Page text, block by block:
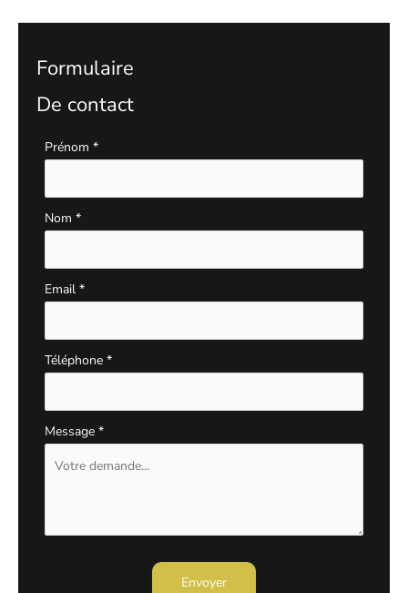
Formulaire
De contact
Formulaire
avec
téléphone
Prénom *
Nom *
Email *
Téléphone *
Message *
Envoyer